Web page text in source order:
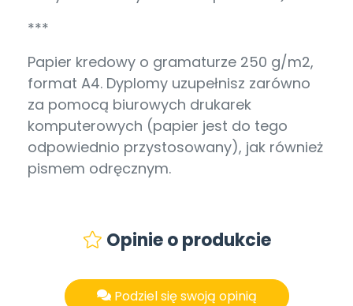
***
Papier kredowy o gramaturze 250 g/m2,
format A4. Dyplomy uzupełnisz zarówno
za pomocą biurowych drukarek
komputerowych (papier jest do tego
odpowiednio przystosowany), jak również
pismem odręcznym.
Opinie o produkcie
Podziel się swoją opinią